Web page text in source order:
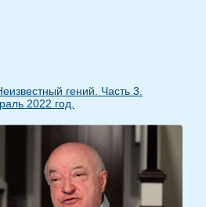
гений. Часть 3.
2022 год.